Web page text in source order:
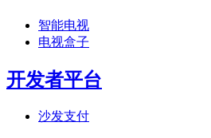
智能电视
电视盒子
开发者平台
沙发支付